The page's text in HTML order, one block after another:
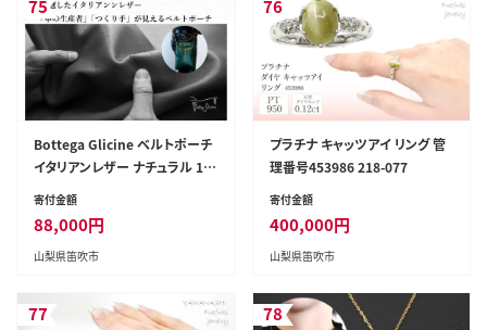
75
Bottega Glicine ベルトポーチ
イタリアンレザー ナチュラル 17
2-012-natural
寄付金額
88,000円
山梨県笛吹市
76
プラチナ キャッツアイ リング 管
理番号453986 218-077
寄付金額
400,000円
山梨県笛吹市
77 78